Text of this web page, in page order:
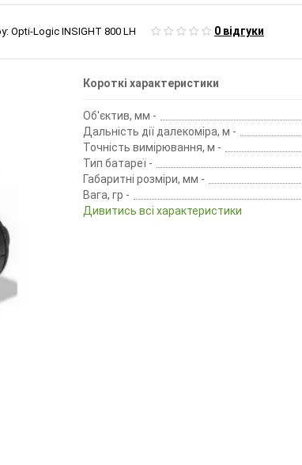
Opti-Logic INSIGHT 800 LН 0 відгуки
Короткі характеристики
Об'єктив, мм -
Дальність дії далекоміра, м -
Точність вимірювання, м -
Тип батареї -
Габаритні розміри, мм -
Вага, гр -
Дивитись всі характеристики